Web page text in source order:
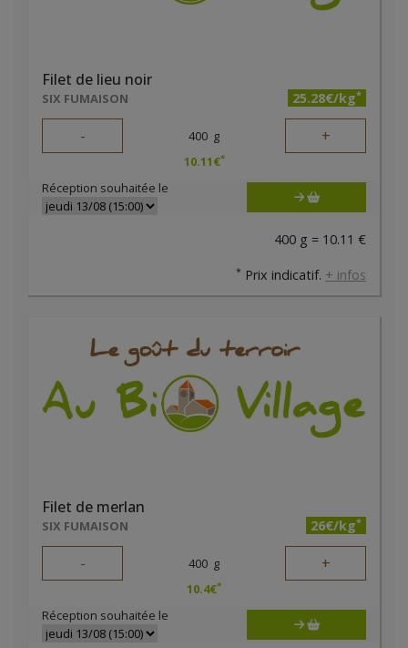
Filet de lieu noir
SIX FUMAISON 25.28€/kg*
- 400 g +
10.11€*
Réception souhaitée le
400 g = 10.11 €
* Prix indicatif. + infos
Filet de merlan
SIX FUMAISON 26€/kg*
- 400 g +
10.4€*
Réception souhaitée le